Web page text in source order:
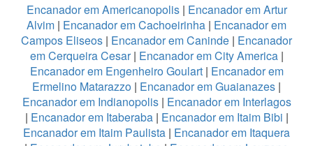
Encanador em Americanopolis | Encanador em Artur
Alvim | Encanador em Cachoeirinha | Encanador em
Campos Eliseos | Encanador em Caninde | Encanador
em Cerqueira Cesar| Encanador em City America |
Encanador em Engenheiro Goulart | Encanador em
Ermelino Matarazzo | Encanador em Guaianazes |
Encanador em Indianopolis| Encanador em Interlagos
| Encanador em Itaberaba| Encanador em Itaim Bibi |
Encanador em Itaim Paulista | Encanador em Itaquera